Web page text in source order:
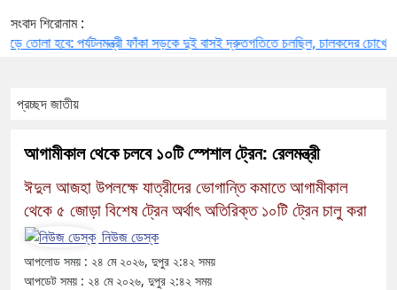
সংবাদ শিরোনাম :
হবে: পর্যটনমন্ত্রীফাঁকা সড়কে দুই বাসই দ্রুতগতিতে চলছিল, চালকদের চোখে ছিল ঘুম:
প্রচ্ছদজাতীয়
আগামীকাল থেকে চলবে ১০টি স্পেশাল ট্রেন: রেলমন্ত্রী
ঈদুল আজহা উপলক্ষে যাত্রীদের ভোগান্তি কমাতে আগামীকাল
থেকে ৫ জোড়া বিশেষ ট্রেন অর্থাৎ অতিরিক্ত ১০টি ট্রেন চালু করা
নিউজ ডেস্ক
আপলোড সময় : ২৪ মে ২০২৬, দুপুর ২:৪২ সময়
আপডেট সময় : ২৪ মে ২০২৬, দুপুর ২:৪২ সময়